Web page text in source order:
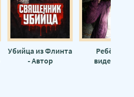
Убийца из Флинта
- Автор
Ребёнок,
видевший